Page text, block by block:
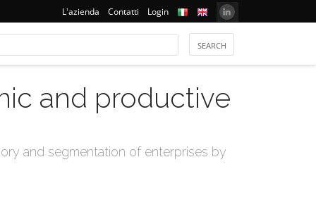
L'azienda Contatti Login
and productive
and segmentation of enterprises by